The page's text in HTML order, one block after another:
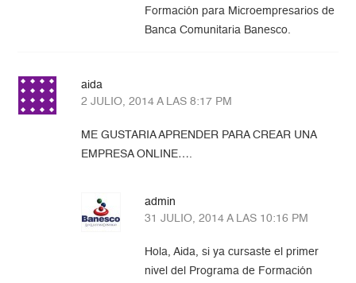
Formación para Microempresarios de
Banca Comunitaria Banesco.
aida
2 JULIO, 2014 A LAS 8:17 PM
ME GUSTARIA APRENDER PARA CREAR UNA
EMPRESA ONLINE….
admin
31 JULIO, 2014 A LAS 10:16 PM
Hola, Aida, si ya cursaste el primer
nivel del Programa de Formación